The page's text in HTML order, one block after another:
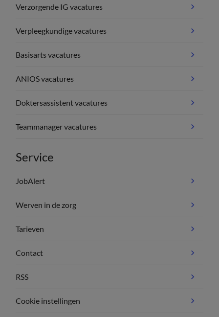
Verzorgende IG vacatures
Verpleegkundige vacatures
Basisarts vacatures
ANIOS vacatures
Doktersassistent vacatures
Teammanager vacatures
Service
JobAlert
Werven in de zorg
Tarieven
Contact
RSS
Cookie instellingen